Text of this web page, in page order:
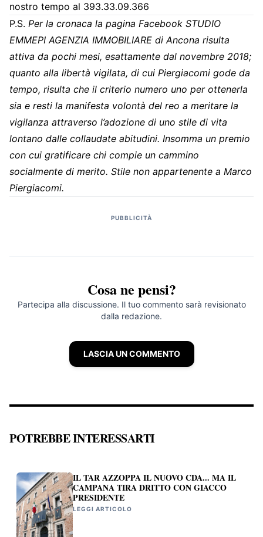
nostro tempo al 393.33.09.366
P.S. Per la cronaca la pagina Facebook STUDIO
EMMEPI AGENZIA IMMOBILIARE di Ancona risulta
attiva da pochi mesi, esattamente dal novembre 2018;
quanto alla libertà vigilata, di cui Piergiacomi gode da
tempo, risulta che il criterio numero uno per ottenerla
sia e resti la manifesta volontà del reo a meritare la
vigilanza attraverso l’adozione di uno stile di vita
lontano dalle collaudate abitudini. Insomma un premio
con cui gratificare chi compie un cammino
socialmente di merito. Stile non appartenente a Marco
Piergiacomi.
PUBBLICITÀ
Cosa ne pensi?
Partecipa alla discussione. Il tuo commento sarà revisionato
dalla redazione.
LASCIA UN COMMENTO
POTREBBE INTERESSARTI
IL TAR AZZOPPA IL NUOVO CDA... MA IL
CAMPANA TIRA DRITTO CON GIACCO
PRESIDENTE
LEGGI ARTICOLO